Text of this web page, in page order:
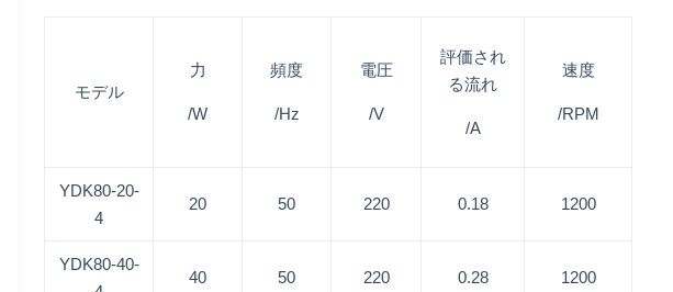
モデル
力
/W
頻度
/Hz
電圧
/V
評価され
る流れ
/A
速度
/RPM
YDK80-20-
4
20 50 220 0.18 1200
YDK80-40-
40 50 220 0.28 1200